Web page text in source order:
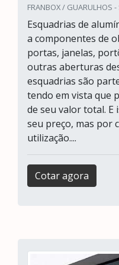
FRANBOX / GUARULHOS -
Esquadrias de
a componentes de
portas, janelas,
outras aberturas
esquadrias são
tendo em vista que
de seu valor total. E
seu preço, mas por
utilização....
Cotar agora